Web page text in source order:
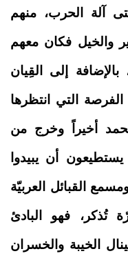
آلة الحرب، منهم
والخيل فكان معهم
إلى القِيان
التي انتظرها
أخيراً وخرج من
أن يبيدوا
القبائل العربيّة
فهو البادئ
الخيبة والخسران